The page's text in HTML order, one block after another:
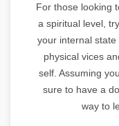
For those looking
a spiritual level,
your internal
physical vices
self. Assuming
sure to have a
way to